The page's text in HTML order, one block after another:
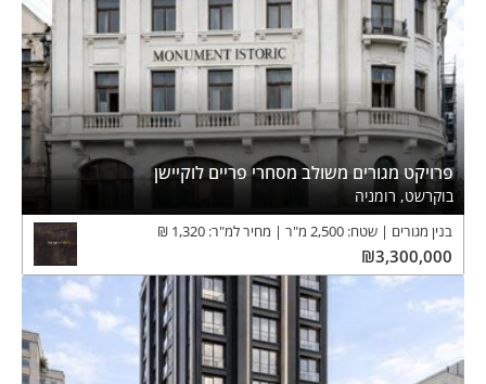
פרויקט מגורים משולב מסחרי פריים לוקיישן
בוקרשט, רומניה
בנין מגורים שטח: 2,500 מ"ר מחיר למ"ר: 1,320
₪
₪3,300,000